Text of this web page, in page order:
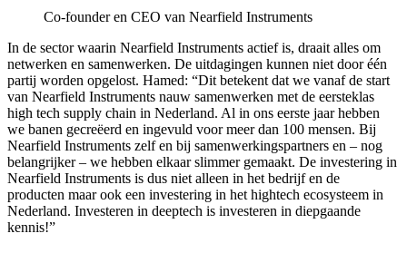
Co-founder en CEO van Nearfield Instruments
In de sector waarin Nearfield Instruments actief is, draait alles om
netwerken en samenwerken. De uitdagingen kunnen niet door één
partij worden opgelost. Hamed: “Dit betekent dat we vanaf de start
van Nearfield Instruments nauw samenwerken met de eersteklas
high tech supply chain in Nederland. Al in ons eerste jaar hebben
we banen gecreëerd en ingevuld voor meer dan 100 mensen. Bij
Nearfield Instruments zelf en bij samenwerkingspartners en – nog
belangrijker – we hebben elkaar slimmer gemaakt. De investering in
Nearfield Instruments is dus niet alleen in het bedrijf en de
producten maar ook een investering in het hightech ecosysteem in
Nederland. Investeren in deeptech is investeren in diepgaande
kennis!”